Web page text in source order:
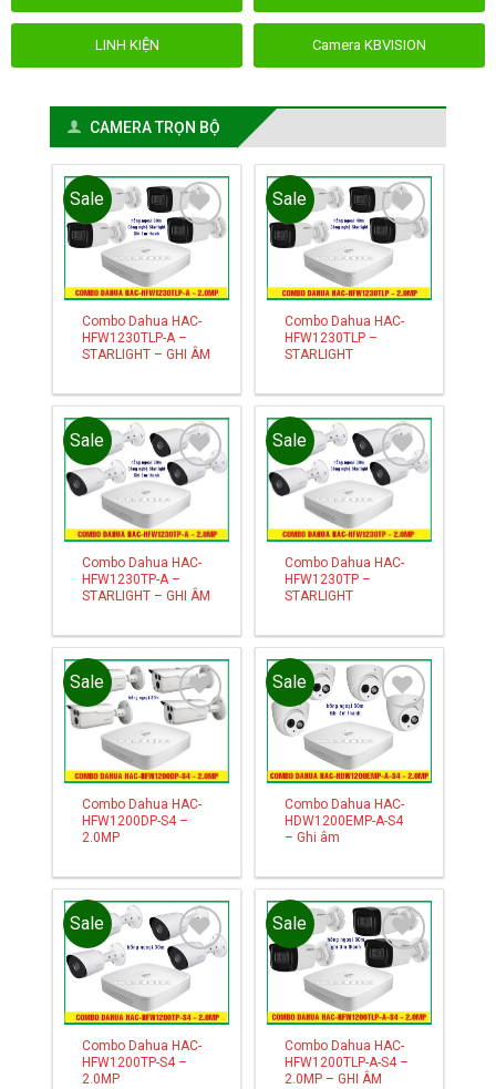
LINH KIỆN Camera KBVISION
CAMERA TRỌN BỘ
Sale
Add to
wishlist
Combo Dahua HAC-
HFW1230TLP-A –
STARLIGHT – GHI ÂM
Sale
Add to
wishlist
Combo Dahua HAC-
HFW1230TLP –
STARLIGHT
Sale
Add to
wishlist
Combo Dahua HAC-
HFW1230TP-A –
STARLIGHT – GHI ÂM
Sale
Add to
wishlist
Combo Dahua HAC-
HFW1230TP –
STARLIGHT
Sale
Add to
wishlist
Combo Dahua HAC-
HFW1200DP-S4 –
2.0MP
Sale
Add to
wishlist
Combo Dahua HAC-
HDW1200EMP-A-S4
– Ghi âm
Sale
Add to
wishlist
Combo Dahua HAC-
HFW1200TP-S4 –
2.0MP
Sale
Add to
wishlist
Combo Dahua HAC-
HFW1200TLP-A-S4 –
2.0MP – GHI ÂM